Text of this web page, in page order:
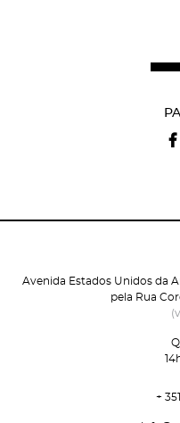
Avenida Estados Unidos da
pela Rua
+
Recuperar a password
Autorizo o envio de